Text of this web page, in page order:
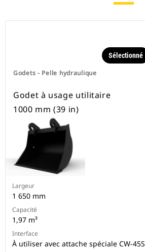
Godets - Pelle hydraulique
Sélectionné
Godet à usage utilitaire
1000 mm (39 in)
Largeur
1 650 mm
Capacité
1,97 m³
Interface
À utiliser avec attache spéciale CW-45S